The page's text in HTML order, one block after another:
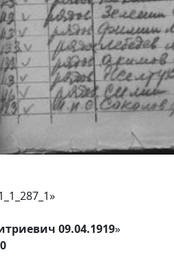
09.04.1919»